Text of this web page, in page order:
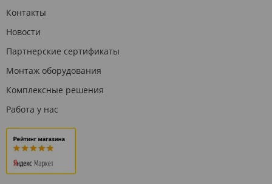
Контакты
Новости
Партнерские сертификаты
Монтаж оборудования
Комплексные решения
Работа у нас